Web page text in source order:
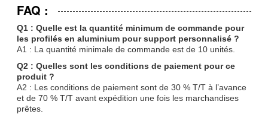
FAQ :
Q1 : Quelle est la quantité minimum de commande pour
les profilés en aluminium pour support personnalisé ?
A1 : La quantité minimale de commande est de 10 unités.
Q2 : Quelles sont les conditions de paiement pour ce
produit ?
A2 : Les conditions de paiement sont de 30 % T/T à l’avance
et de 70 % T/T avant expédition une fois les marchandises
prêtes.